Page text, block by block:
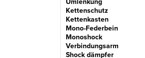
Umlenkung
Kettenschutz
Kettenkasten
Mono-Federbein
Monoshock
Verbindungsarm
Shock dämpfer